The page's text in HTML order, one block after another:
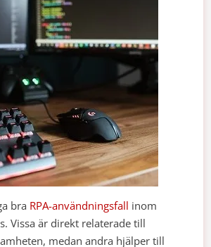
bra RPA-användningsfall inom
Vissa är direkt relaterade till
medan andra hjälper till